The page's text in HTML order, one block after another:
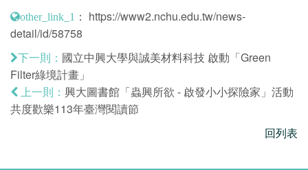
other_link_1 ： https://www2.nchu.edu.tw/news-
detail/id/58758
下一則： 國立中興大學與誠美材料科技 啟動「Green
Filter綠境計畫」
上一則： 興大圖書館「蟲興所欲 - 啟發小小探險家」活動
共度歡樂113年臺灣閱讀節
回列表